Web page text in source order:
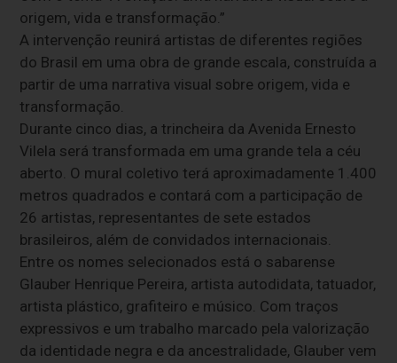
origem, vida e transformação.”
A intervenção reunirá artistas de diferentes regiões
do Brasil em uma obra de grande escala, construída a
partir de uma narrativa visual sobre origem, vida e
transformação.
Durante cinco dias, a trincheira da Avenida Ernesto
Vilela será transformada em uma grande tela a céu
aberto. O mural coletivo terá aproximadamente 1.400
metros quadrados e contará com a participação de
26 artistas, representantes de sete estados
brasileiros, além de convidados internacionais.
Entre os nomes selecionados está o sabarense
Glauber Henrique Pereira, artista autodidata, tatuador,
artista plástico, grafiteiro e músico. Com traços
expressivos e um trabalho marcado pela valorização
da identidade negra e da ancestralidade, Glauber vem